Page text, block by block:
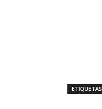
ETIQUETAS